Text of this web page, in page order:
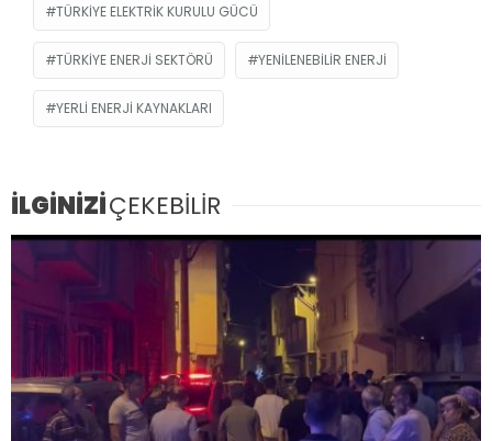
TÜRKIYE ELEKTRIK KURULU GÜCÜ
TÜRKIYE ENERJI SEKTÖRÜ YENILENEBILIR ENERJI
YERLI ENERJI KAYNAKLARI
İLGİNİZİÇEKEBİLİR